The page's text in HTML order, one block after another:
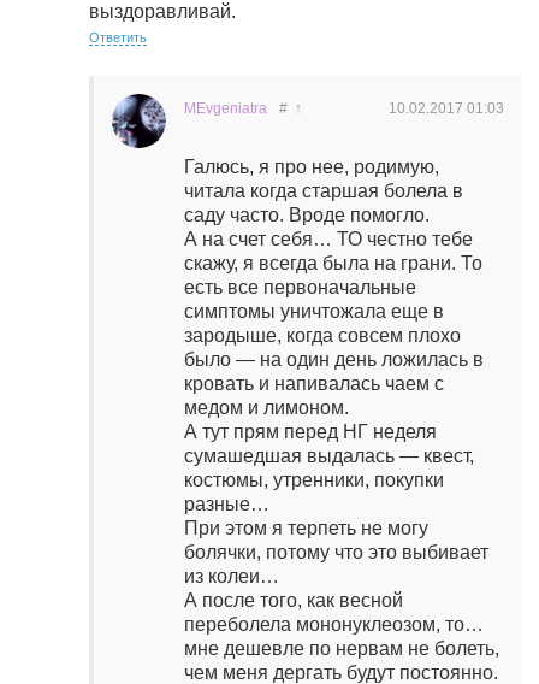
выздоравливай.
Ответить
MEvgeniatra 10.02.2017 01:03
# ↑
Галюсь, я про нее, родимую,
читала когда старшая болела в
саду часто. Вроде помогло.
А на счет себя… ТО честно тебе
скажу, я всегда была на грани. То
есть все первоначальные
симптомы уничтожала еще в
зародыше, когда совсем плохо
было — на один день ложилась в
кровать и напивалась чаем с
медом и лимоном.
А тут прям перед НГ неделя
сумашедшая выдалась — квест,
костюмы, утренники, покупки
разные…
При этом я терпеть не могу
болячки, потому что это выбивает
из колеи…
А после того, как весной
переболела мононуклеозом, то…
мне дешевле по нервам не болеть,
чем меня дергать будут постоянно.